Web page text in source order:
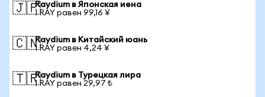
🇯🇵Raydium в Японская иена
1 RAY равен 99,16 ¥
🇨🇳Raydium в Китайский юань
1 RAY равен 4,24 ¥
🇹🇷Raydium в Турецкая лира
1 RAY равен 29,97 ₺